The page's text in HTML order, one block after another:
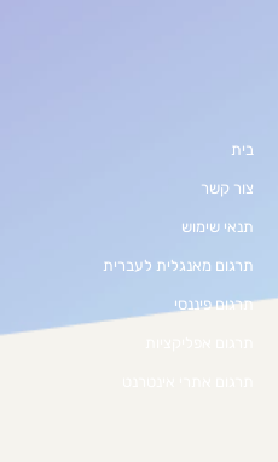
בית
צור קשר
תנאי שימוש
תרגום מאנגלית לעברית
תרגום פיננסי